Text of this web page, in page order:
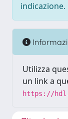
indicazione.
Utilizza
un link a
https://